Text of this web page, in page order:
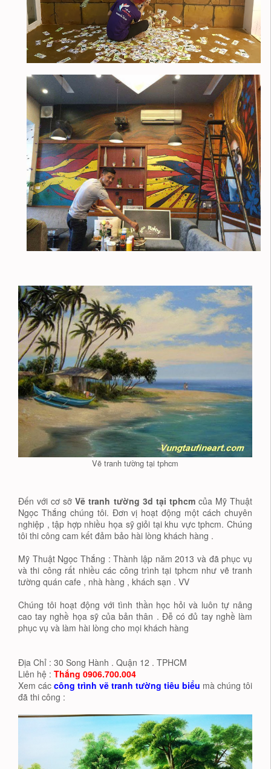
Vẽ tranh tường tại tphcm
Đến với cơ sỡVẽ tranh tường 3d tại tphcmcủa Mỹ Thuật
Ngọc Thắng chúng tôi. Đơn vị hoạt động một cách chuyên
nghiệp , tập hợp nhiều họa sỹ giỏi tại khu vực tphcm. Chúng
tôi thi công cam kết đảm bảo hài lòng khách hàng .
Mỹ Thuật Ngọc Thắng : Thành lập năm 2013 và đã phục vụ
và thi công rất nhiều các công trình tại tphcm như vẽ tranh
tường quán cafe , nhà hàng , khách sạn . VV
Chúng tôi hoạt động với tình thần học hỏi và luôn tự nâng
cao tay nghề họa sỹ của bản thân . Đễ có đủ tay nghề làm
phục vụ và làm hài lòng cho mọi khách hàng
Địa Chỉ : 30 Song Hành . Quận 12 . TPHCM
Liên hệ : Thắng 0906.700.004
Xem các công trình vẽ tranh tường tiêu biểu mà chúng tôi
đã thi công :